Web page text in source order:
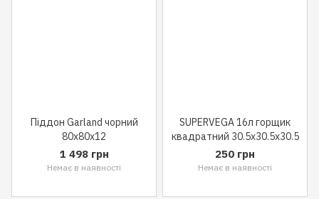
Піддон Garland чорний
80x80x12
1 498 грн
Немає в наявності
SUPERVEGA 16л горщик
квадратний 30.5x30.5x30.5
250 грн
Немає в наявності